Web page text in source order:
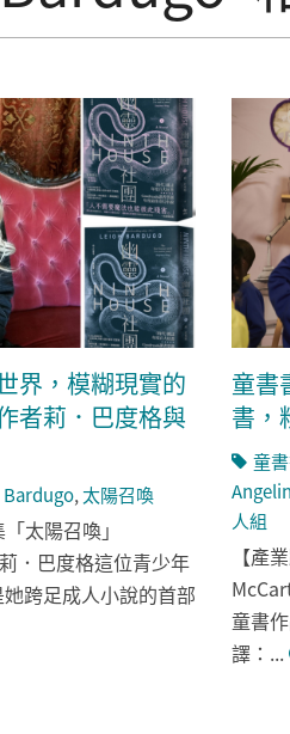
界，模糊現實的
者莉．巴度格與
Bardugo, 太陽召喚
太陽召喚」
．巴度格這位青少年
跨足成人小說的首部
童書
書，
童
人組
【產
童書
譯：...